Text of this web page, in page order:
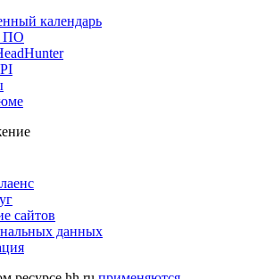
календарь
ПО
сайтов
данных